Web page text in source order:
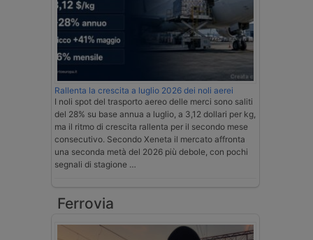
Rallenta la crescita a luglio 2026 dei noli aerei
I noli spot del trasporto aereo delle merci sono saliti
del 28% su base annua a luglio, a 3,12 dollari per kg,
ma il ritmo di crescita rallenta per il secondo mese
consecutivo. Secondo Xeneta il mercato affronta
una seconda metà del 2026 più debole, con pochi
segnali di stagione …
Ferrovia